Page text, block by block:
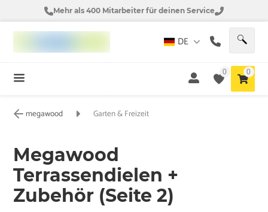
Mehr als 400 Mitarbeiter für deinen Service
DE
0 0
megawood Garten & Freizeit
Megawood
Terrassendielen +
Zubehör (Seite 2)